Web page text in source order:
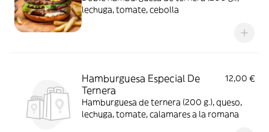
lechuga, tomate, cebolla
Hamburguesa Especial De
Ternera
12,00 €
Hamburguesa de ternera (200 g.), queso,
lechuga, tomate, calamares a la romana